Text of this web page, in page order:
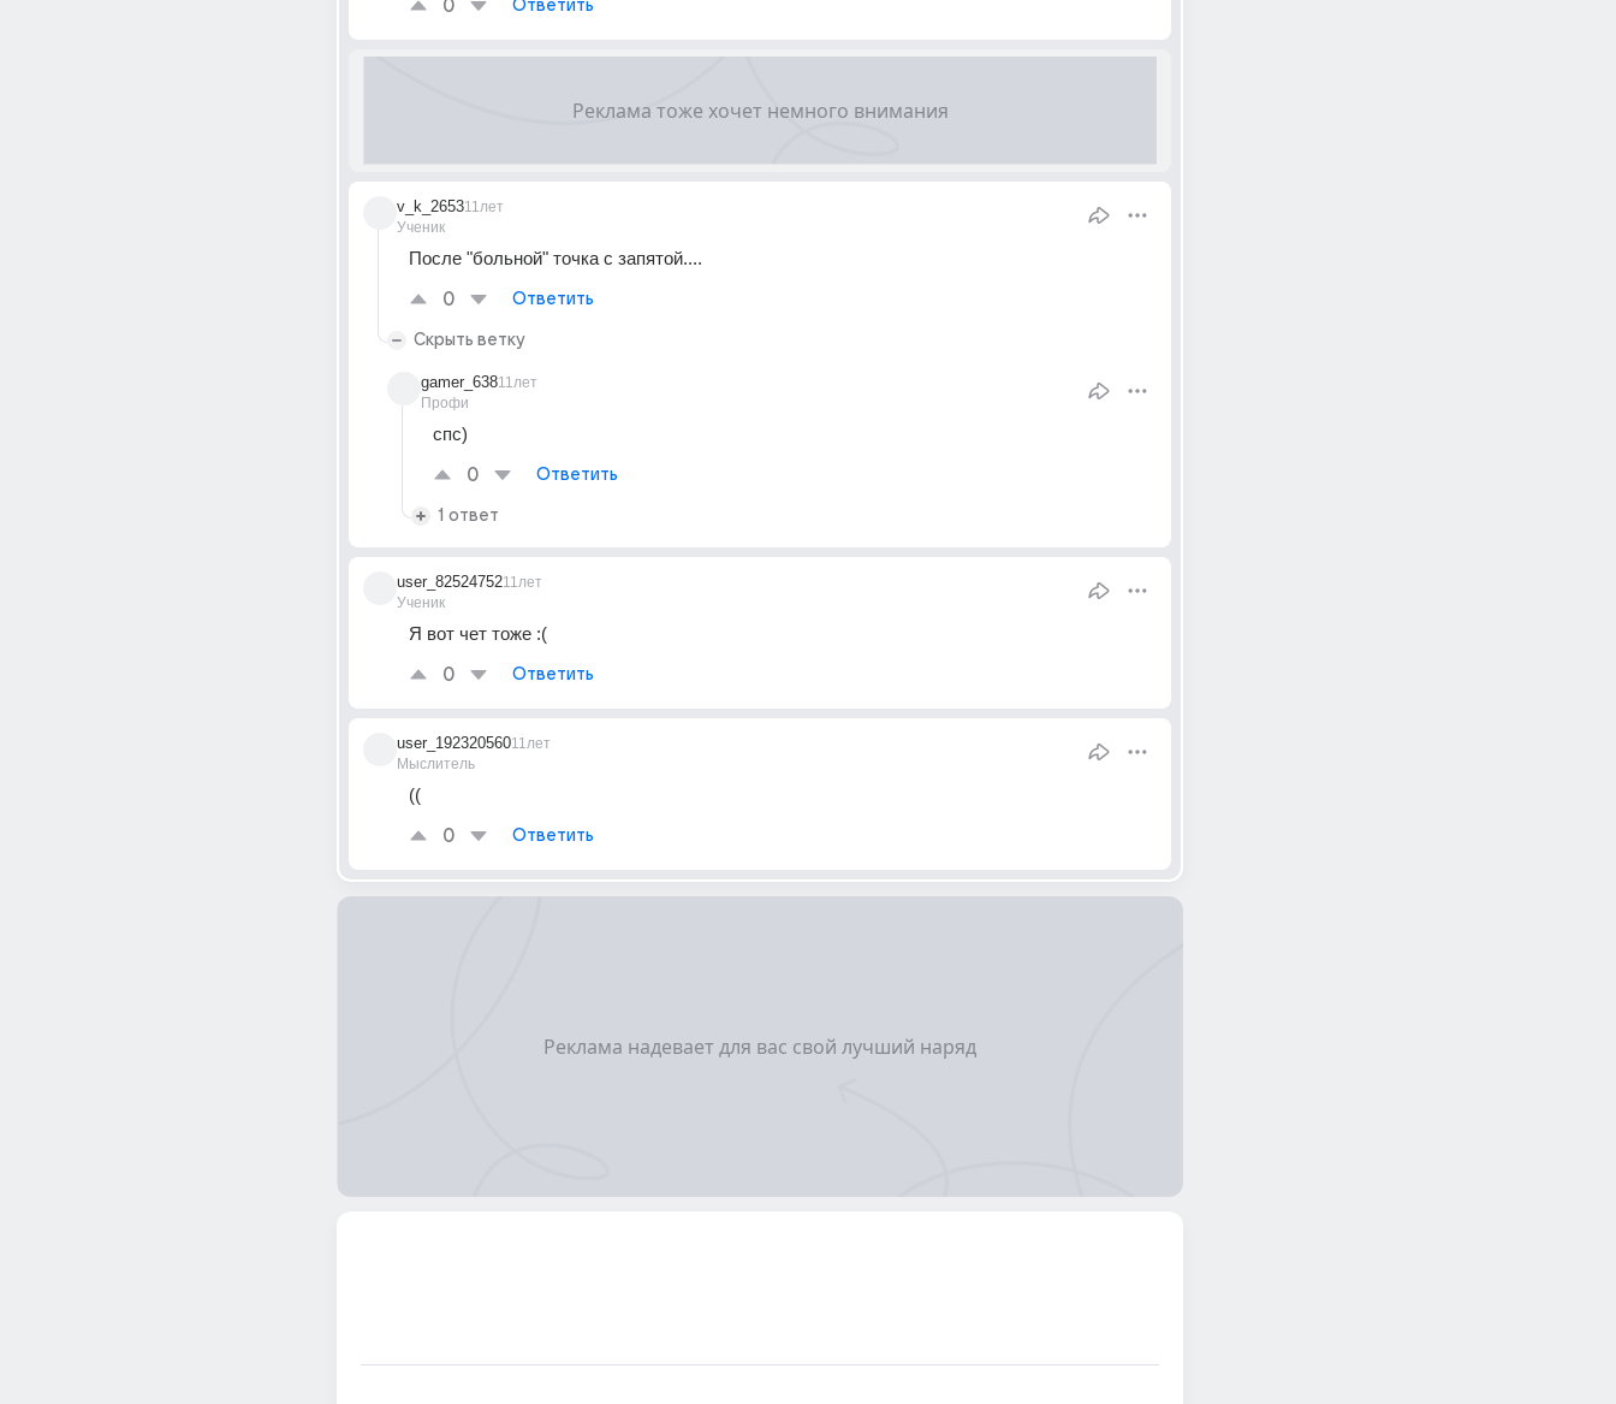
0 Ответить
v_k_2653
Ученик
11лет
После "больной" точка с запятой....
0 Ответить
Скрыть ветку
gamer_638
Профи
11лет
спс)
0 Ответить
1 ответ
user_82524752
Ученик
11лет
Я вот чет тоже :(
0 Ответить
user_192320560
Мыслитель
11лет
((
0 Ответить